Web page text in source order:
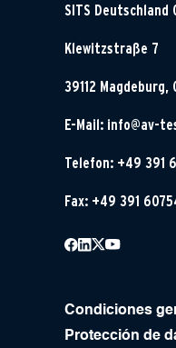
SITS Deutschland
Klewitzstraße 7
39112 Magdeburg,
E-Mail: info@av-
Telefon: +49 391
Fax: +49 391
Condiciones
Protección de